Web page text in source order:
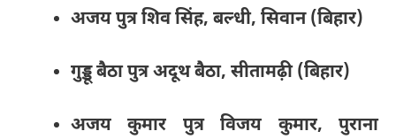
अजय पुत्र शिव सिंह, बल्धी, सिवान (बिहार)
गुड्डू बैठा पुत्र अदूथ बैठा, सीतामढ़ी (बिहार)
अजय कुमार पुत्र विजय कुमार, पुराना